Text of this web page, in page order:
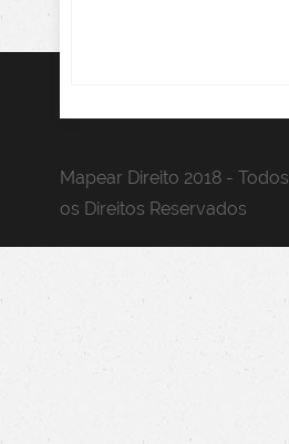
Mapear Direito 2018 - Todos
os Direitos Reservados